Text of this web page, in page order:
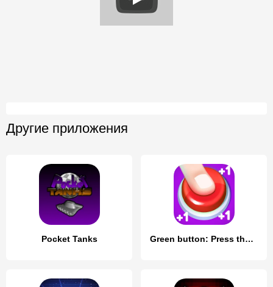
Другие приложения
Pocket Tanks Green button: Press the Button